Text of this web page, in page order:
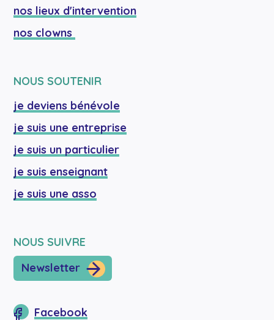
nos lieux d'intervention
nos clowns
NOUS SOUTENIR
je deviens bénévole
je suis une entreprise
je suis un particulier
je suis enseignant
je suis une asso
NOUS SUIVRE
Newsletter
Facebook